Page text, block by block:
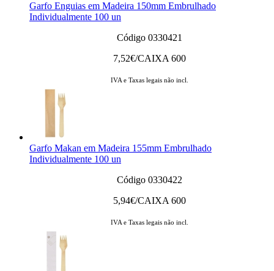
Garfo Enguias em Madeira 150mm Embrulhado
Individualmente 100 un
Código 0330421
7,52€/CAIXA 600
IVA e Taxas legais não incl.
Garfo Makan em Madeira 155mm Embrulhado
Individualmente 100 un
Código 0330422
5,94€/CAIXA 600
IVA e Taxas legais não incl.